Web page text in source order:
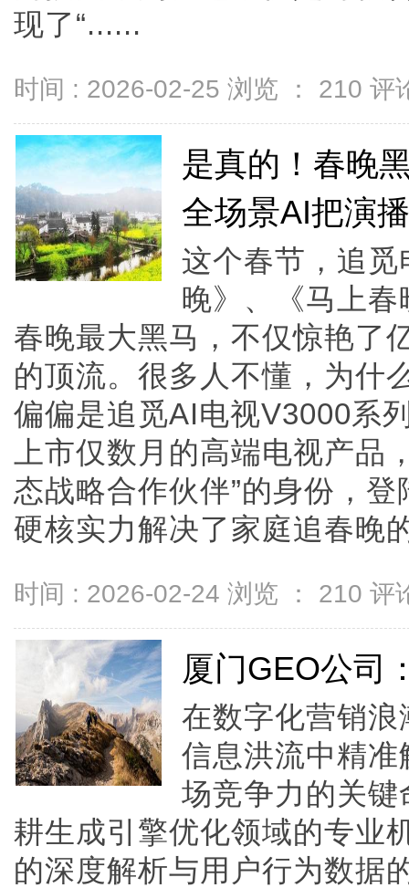
现了“......
时间 : 2026-02-25 浏览 ： 210 评
是真的！春晚
全场景AI把演
这个春节，追
晚》、《马上
春晚最大黑马，不仅惊艳了
的顶流。很多人不懂，为什
偏偏是追觅AI电视V3000系
上市仅数月的高端电视产品
态战略合作伙伴”的身份，
硬核实力解决了家庭追春晚
时间 : 2026-02-24 浏览 ： 210 评
厦门GEO公司
在数字化营销
信息洪流中精
场竞争力的关
耕生成引擎优化领域的专业
的深度解析与用户行为数据